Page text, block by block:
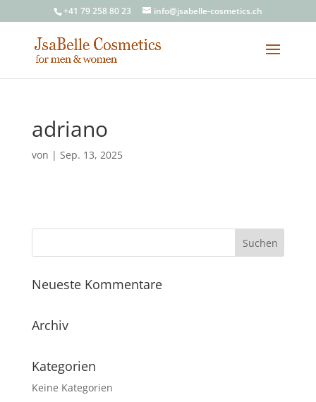
+41 79 258 80 23 info@jsabelle-cosmetics.ch
adriano
von | Sep. 13, 2025
Neueste Kommentare
Archiv
Kategorien
Keine Kategorien